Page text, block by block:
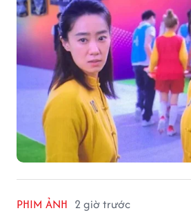
PHIM ẢNH 2 giờ trước